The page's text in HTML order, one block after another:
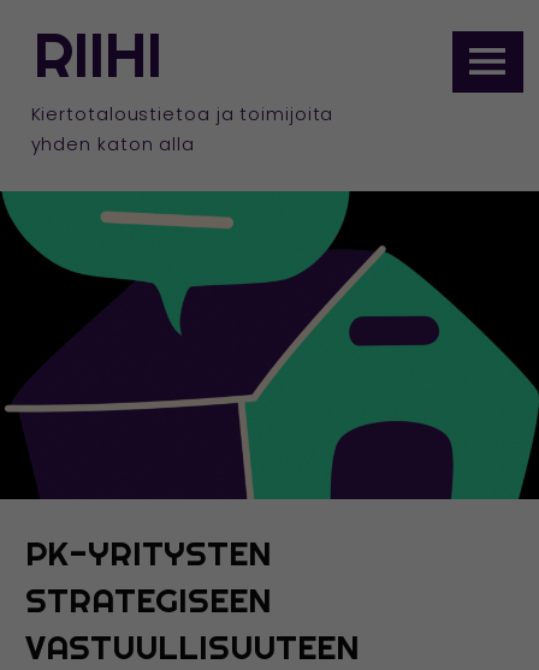
Siirry
sisältöön
RIIHI ETUSIVULLE
Kiertotaloustietoa ja toimijoita
yhden katon alla
PK-YRITYSTEN
STRATEGISEEN
VASTUULLISUUTEEN